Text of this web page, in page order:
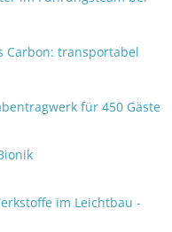
Carbon: transportabel
für 450 Gäste
im Leichtbau -